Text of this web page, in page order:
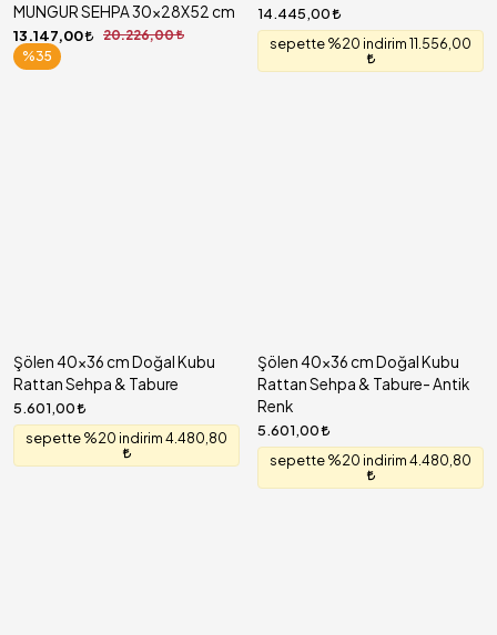
MUNGUR SEHPA 30x28X52 cm
13.147,00
20.226,00
%35
14.445,00
sepette %20 indirim 11.556,00
Şölen 40x36 cm Doğal Kubu
Rattan Sehpa & Tabure
5.601,00
sepette %20 indirim 4.480,80
Şölen 40x36 cm Doğal Kubu
Rattan Sehpa & Tabure- Antik
Renk
5.601,00
sepette %20 indirim 4.480,80